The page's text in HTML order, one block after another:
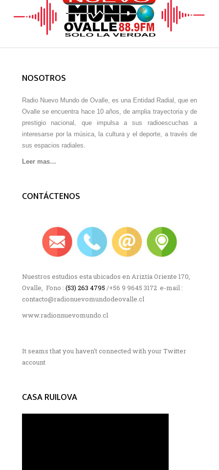
NOSOTROS
Radio Nuevo Mundo de Ovalle, es una Entidad Radial, que en
Ovalle se encuentra hace 10 años, de amplia trayectoria y de
prestigio nacional, que impulsa a sus radioescuchas a
interesarse por la música, la cultura y el deporte, a través de
sus espacios radiales.
Leer mas…
CONTÁCTENOS
Nuestros estudios esta ubicados en Ariztía Oriente 170,
Ovalle, Fono : (53) 263 4795 /+56 9 9645 3172 e-mail :
contacto@radionuevomundodeovalle.cl
www.radionnuevomundo.cl
It seams that you haven't connected with your Twitter
account
CASA RUILOVA